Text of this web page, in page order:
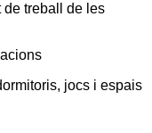
de treball de les
jocs i espais